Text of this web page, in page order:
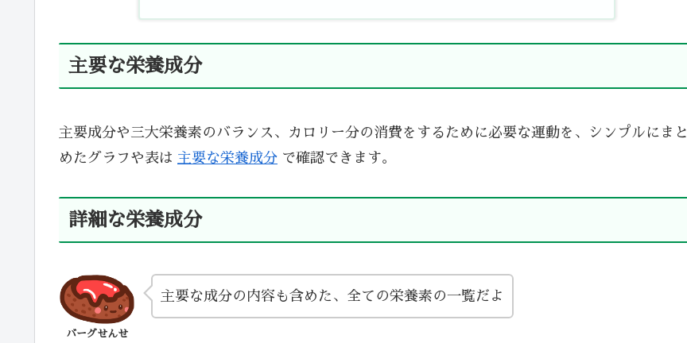
主要な栄養成分
主要成分や三大栄養素のバランス、カロリー分の消費をするために必要な運動を、シンプルにまと
めたグラフや表は 主要な栄養成分 で確認できます。
詳細な栄養成分
バーグせんせ
主要な成分の内容も含めた、全ての栄養素の一覧だよ